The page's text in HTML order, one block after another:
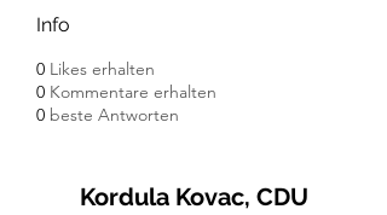
Info
0 Likes erhalten
0 Kommentare erhalten
0 beste Antworten
Kordula Kovac, CDU